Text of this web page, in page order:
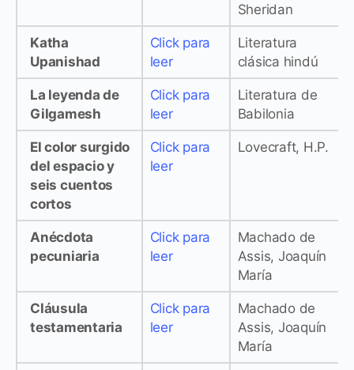
Sheridan
Katha
Upanishad
Click para
leer
Literatura
clásica hindú
La leyenda de
Gilgamesh
Click para
leer
Literatura de
Babilonia
El color surgido
del espacio y
seis cuentos
cortos
Click para
leer
Lovecraft, H.P.
Anécdota
pecuniaria
Click para
leer
Machado de
Assis, Joaquín
María
Cláusula
testamentaria
Click para
leer
Machado de
Assis, Joaquín
María